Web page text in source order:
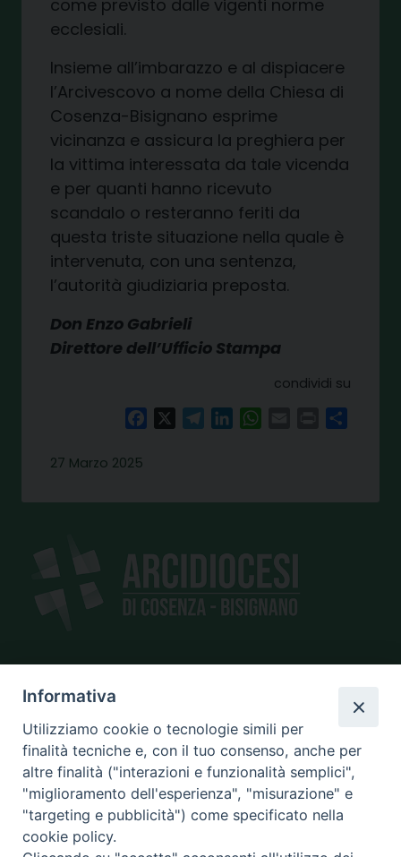
come previsto dalle vigenti norme
ecclesiali.
Insieme all’imbarazzo e al dispiacere
l’Arcivescovo a nome della Chiesa di
Cosenza-Bisignano esprime
vicinanza e assicura la preghiera per
la vittima interessata da tale vicenda
e per quanti hanno ricevuto
scandalo o resteranno feriti da
questa triste situazione nella quale è
intervenuta, con una sentenza,
l’autorità giudiziaria preposta.
Don Enzo Gabrieli
Direttore dell’Ufficio Stampa
condividi su
FacebookTelegramLinkedInWhatsAppPrint
27 Marzo 2025
SEDE
piazza Giano Parrasio, 16
87100 Cosenza
CONTATTI
Informativa
Utilizziamo cookie o tecnologie simili per
finalità tecniche e, con il tuo consenso, anche per
altre finalità ("interazioni e funzionalità semplici",
"miglioramento dell'esperienza", "misurazione" e
"targeting e pubblicità") come specificato nella
cookie policy.